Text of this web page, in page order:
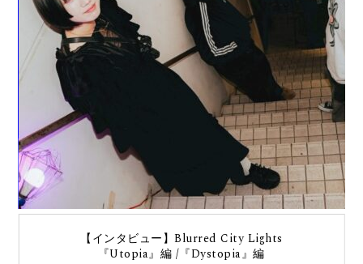
【インタビュー】Blurred City Lights
『Utopia』編 /『Dystopia』編